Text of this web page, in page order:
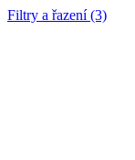
Filtry a řazení (3)